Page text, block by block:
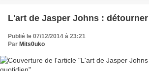
L'art de Jasper Johns :
Publié le 07/12/2014 à 23:21
Par Mits0uko